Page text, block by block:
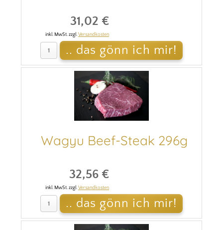
31,02 €
inkl. MwSt. zzgl.Versandkosten
Wagyu Beef-Steak 296g
32,56 €
inkl. MwSt. zzgl.Versandkosten